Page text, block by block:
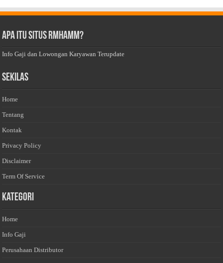
Apa Itu Situs Rmhamm?
Info Gaji dan Lowongan Karyawan Terupdate
Sekilas
Home
Tentang
Kontak
Privacy Policy
Disclaimer
Term Of Service
Kategori
Home
Info Gaji
Perusahaan Distributor